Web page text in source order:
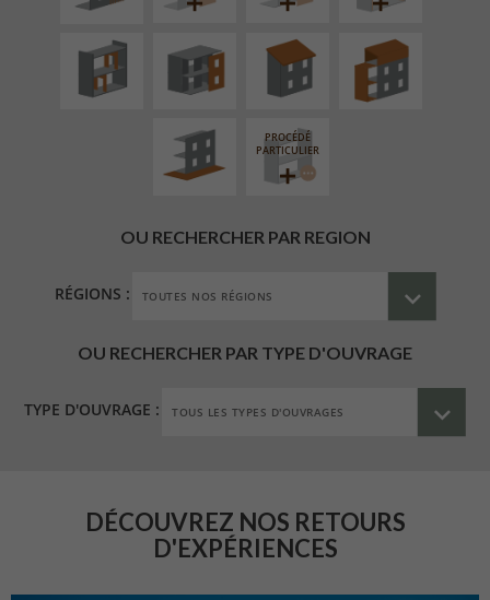
AMÉNAGEMENT
EXTÉRIEUR
PROCÉDÉ
PARTICULIER
OU RECHERCHER PAR REGION
RÉGIONS :
OU RECHERCHER PAR TYPE D'OUVRAGE
TYPE D'OUVRAGE :
DÉCOUVREZ NOS RETOURS
D'EXPÉRIENCES